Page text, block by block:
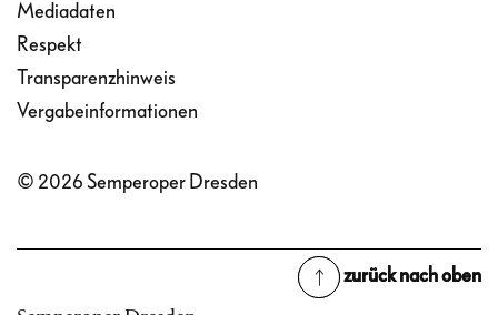
zurück nach oben
zurück nach oben
Mediadaten
Respekt
Transparenzhinweis
Vergabeinformationen
© 2026 Semperoper Dresden